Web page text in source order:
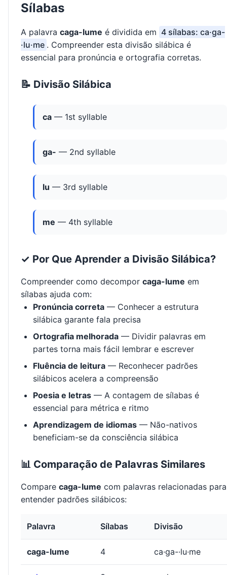
Sílabas
A palavra caga-lume é dividida em 4 sílabas: ca·ga-
·lu·me . Compreender esta divisão silábica é
essencial para pronúncia e ortografia corretas.
📝 Divisão Silábica
ca — 1st syllable
ga- — 2nd syllable
lu — 3rd syllable
me — 4th syllable
✓ Por Que Aprender a Divisão Silábica?
Compreender como decompor caga-lume em
sílabas ajuda com:
Pronúncia correta — Conhecer a estrutura
silábica garante fala precisa
Ortografia melhorada — Dividir palavras em
partes torna mais fácil lembrar e escrever
Fluência de leitura — Reconhecer padrões
silábicos acelera a compreensão
Poesia e letras — A contagem de sílabas é
essencial para métrica e ritmo
Aprendizagem de idiomas — Não-nativos
beneficiam-se da consciência silábica
📊 Comparação de Palavras Similares
Compare caga-lume com palavras relacionadas para
entender padrões silábicos:
Palavra Sílabas Divisão
caga-lume 4 ca·ga-·lu·me